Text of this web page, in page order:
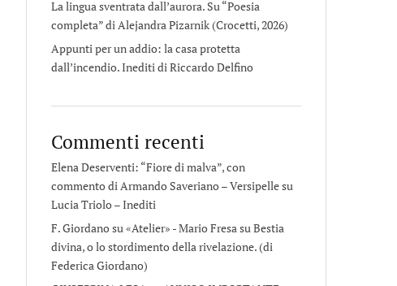
La lingua sventrata dall’aurora. Su “Poesia
completa” di Alejandra Pizarnik (Crocetti, 2026)
Appunti per un addio: la casa protetta
dall’incendio. Inediti di Riccardo Delfino
Commenti recenti
Elena Deserventi: “Fiore di malva”, con
commento di Armando Saveriano – Versipellesu
Lucia Triolo – Inediti
F. Giordano su «Atelier» - Mario FresasuBestia
divina, o lo stordimento della rivelazione. (di
Federica Giordano)